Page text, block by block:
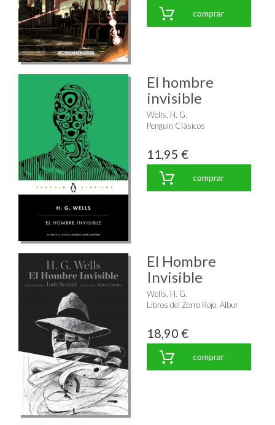
comprar
El hombre
invisible
Wells, H. G.
Penguin Clásicos
11,95 €
comprar
El Hombre
Invisible
Wells, H. G.
Libros del Zorro Rojo. Albur
18,90 €
comprar